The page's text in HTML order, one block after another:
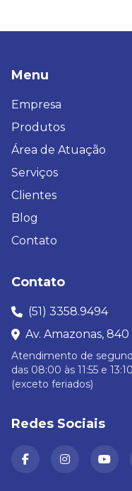
Menu
Empresa
Produtos
Área de Atuação
Serviços
Clientes
Blog
Contato
Contato
(51) 3358.9494
Av. Amazonas,
Atendimento de
das 08:00 às 11:55 e
(exceto feriados)
Redes Sociais